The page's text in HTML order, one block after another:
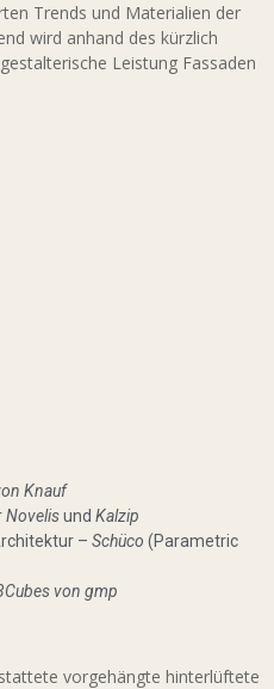
Trends und Materialien der
wird anhand des kürzlich
Leistung Fassaden
Knauf
Novelisund Kalzip
– Schüco (Parametric
von gmp
vorgehängte hinterlüftete